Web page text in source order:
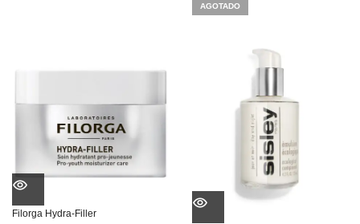
Filorga Hydra-Filler
AGOTADO